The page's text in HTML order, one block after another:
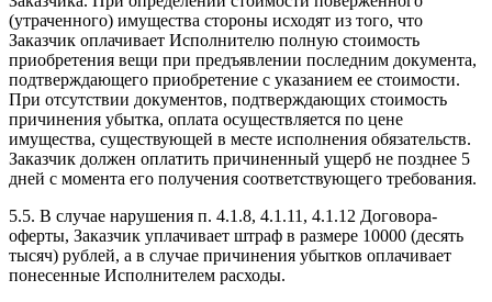
(утраченного) имущества стороны исходят из того, что
Заказчик оплачивает Исполнителю полную стоимость
приобретения вещи при предъявлении последним документа,
подтверждающего приобретение с указанием ее стоимости.
При отсутствии документов, подтверждающих стоимость
причинения убытка, оплата осуществляется по цене
имущества, существующей в месте исполнения обязательств.
Заказчик должен оплатить причиненный ущерб не позднее 5
дней с момента его получения соответствующего требования.
5.5. В случае нарушения п. 4.1.8, 4.1.11, 4.1.12 Договора-
оферты, Заказчик уплачивает штраф в размере 10000 (десять
тысяч) рублей, а в случае причинения убытков оплачивает
понесенные Исполнителем расходы.